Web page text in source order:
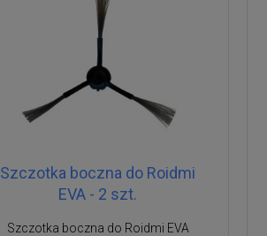
Szczotka boczna do Roidmi
EVA - 2 szt.
Szczotka boczna do Roidmi EVA